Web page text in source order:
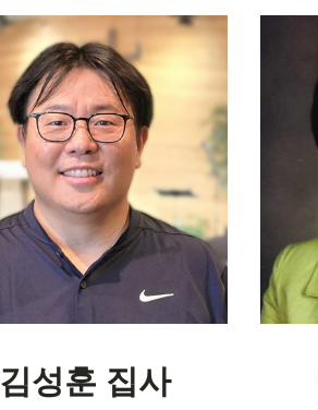
성훈 집사